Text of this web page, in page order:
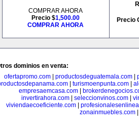
COMPRAR AHORA
Precio $1,500.00
COMPRAR AHORA
Precio
dominios en venta:
ofertapromo.com
productosdeguatemala.com
turismoenpunta.com
empresaemcasa.com
invertirahora.com| seleccionvinos.com|
viviendaecoeficiente.com|
zonainmuebles.com